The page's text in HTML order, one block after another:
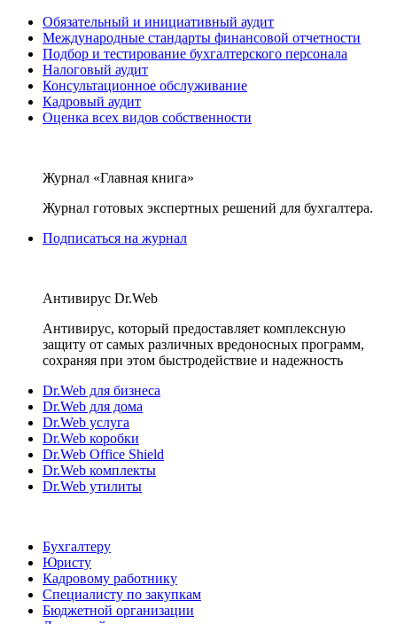
Обязательный и инициативный аудит
Международные стандарты финансовой отчетности
Подбор и тестирование бухгалтерского персонала
Налоговый аудит
Консультационное обслуживание
Кадровый аудит
Оценка всех видов собственности
Журнал «Главная книга»
Журнал готовых экспертных решений для бухгалтера.
Подписаться на журнал
Антивирус Dr.Web
Антивирус, который предоставляет комплексную
защиту от самых различных вредоносных программ,
сохраняя при этом быстродействие и надежность
Dr.Web для бизнеса
Dr.Web для дома
Dr.Web услуга
Dr.Web коробки
Dr.Web Office Shield
Dr.Web комплекты
Dr.Web утилиты
Бухгалтеру
Юристу
Кадровому работнику
Специалисту по закупкам
Бюджетной организации